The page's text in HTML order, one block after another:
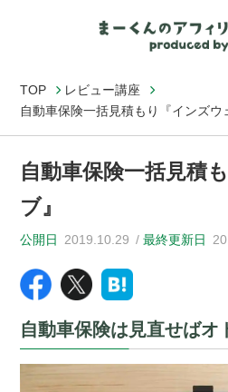
TOP
レビュー講座
自動車保険一括見積もり『インズウ
自動車保険一括見積
ブ』
公開日 2019.10.29 最終更新日
自動車保険は見直せばオ